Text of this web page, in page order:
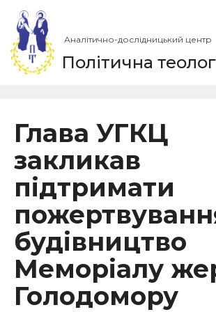
Аналітично-дослідницький центр
Політична
Глава УГКЦ
закликав
підтримати
будівництво
Меморіалу
Голодомору